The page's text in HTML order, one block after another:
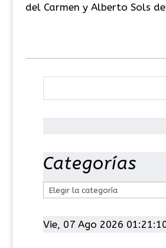
del Carmen y Alberto Sols
Categorías
t
Vie, 07 Ago 2026